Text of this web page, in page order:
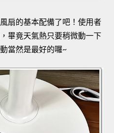
扇的基本配備了吧！使用者
畢竟天氣熱只要稍微動一下
當然是最好的囉~